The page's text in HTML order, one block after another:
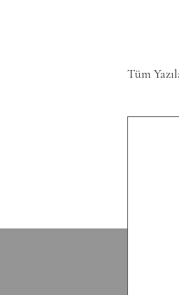
Tüm